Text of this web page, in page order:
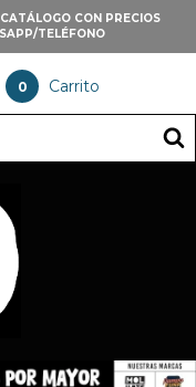
CON PRECIOS
TELÉFONO
0 Carrito